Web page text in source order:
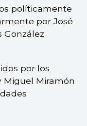
políticamente
por José
González
por los
Miguel Miramón